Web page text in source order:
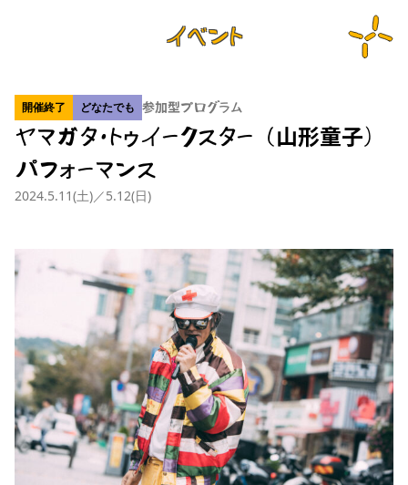
イベント
開催終了 どなたでも 参加型プログラム
ヤマガタ・トゥイークスター（山形童子）
パフォーマンス
2024.5.11(土)／5.12(日)